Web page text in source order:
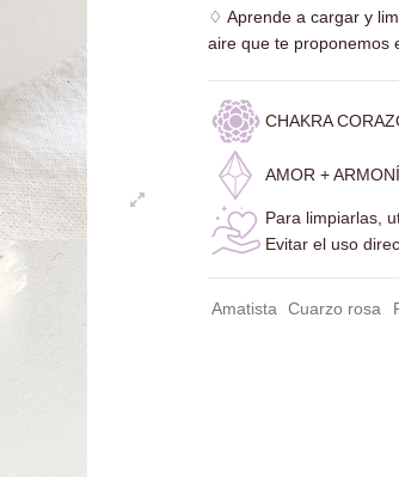
♢ Aprende a cargar y
aire que te proponemos
CHAKRA
AMOR +
Para limpiarlas,
Evitar el uso
Amatista Cuarzo rosa